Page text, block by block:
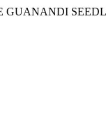
GUANANDI